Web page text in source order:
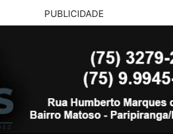
PUBLICIDADE